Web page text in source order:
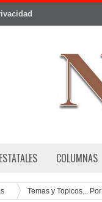
ESTATALES COLUMNAS
Temas y Topicos...